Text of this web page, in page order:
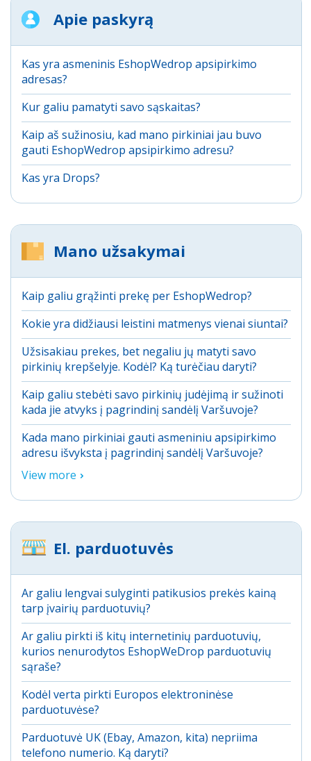
Apie paskyrą
Kas yra asmeninis EshopWedrop apsipirkimo
adresas?
Kur galiu pamatyti savo sąskaitas?
Kaip aš sužinosiu, kad mano pirkiniai jau buvo
gauti EshopWedrop apsipirkimo adresu?
Kas yra Drops?
Mano užsakymai
Kaip galiu grąžinti prekę per EshopWedrop?
Kokie yra didžiausi leistini matmenys vienai siuntai?
Užsisakiau prekes, bet negaliu jų matyti savo
pirkinių krepšelyje. Kodėl? Ką turėčiau daryti?
Kaip galiu stebėti savo pirkinių judėjimą ir sužinoti
kada jie atvyks į pagrindinį sandėlį Varšuvoje?
Kada mano pirkiniai gauti asmeniniu apsipirkimo
adresu išvyksta į pagrindinį sandėlį Varšuvoje?
View more
El. parduotuvės
Ar galiu lengvai sulyginti patikusios prekės kainą
tarp įvairių parduotuvių?
Ar galiu pirkti iš kitų internetinių parduotuvių,
kurios nenurodytos EshopWeDrop parduotuvių
sąraše?
Kodėl verta pirkti Europos elektroninėse
parduotuvėse?
Parduotuvė UK (Ebay, Amazon, kita) nepriima
telefono numerio. Ką daryti?